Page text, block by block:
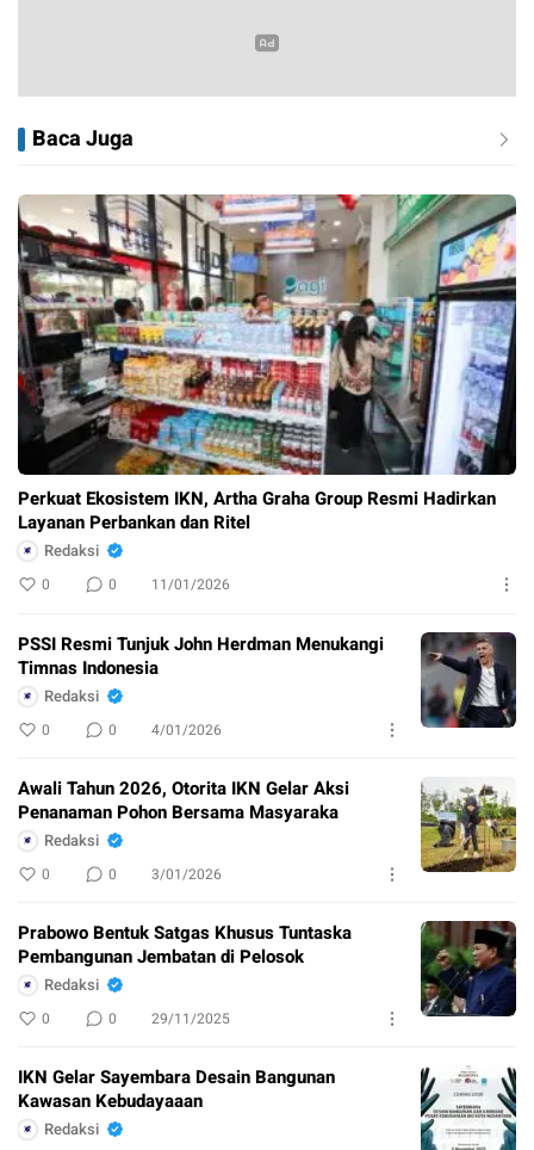
Baca Juga
Perkuat Ekosistem IKN, Artha Graha Group Resmi Hadirkan
Layanan Perbankan dan Ritel
Redaksi
0 0 11/01/2026
PSSI Resmi Tunjuk John Herdman Menukangi
Timnas Indonesia
Redaksi
0 0 4/01/2026
Awali Tahun 2026, Otorita IKN Gelar Aksi
Penanaman Pohon Bersama Masyaraka
Redaksi
0 0 3/01/2026
Prabowo Bentuk Satgas Khusus Tuntaska
Pembangunan Jembatan di Pelosok
Redaksi
0 0 29/11/2025
IKN Gelar Sayembara Desain Bangunan
Kawasan Kebudayaaan
Redaksi